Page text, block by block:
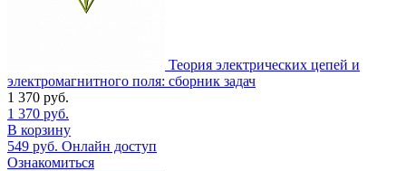
Теория электрических цепей и
электромагнитного поля: сборник задач
1 370 руб.
1 370 руб.
В корзину
549 руб. Онлайн доступ
Ознакомиться